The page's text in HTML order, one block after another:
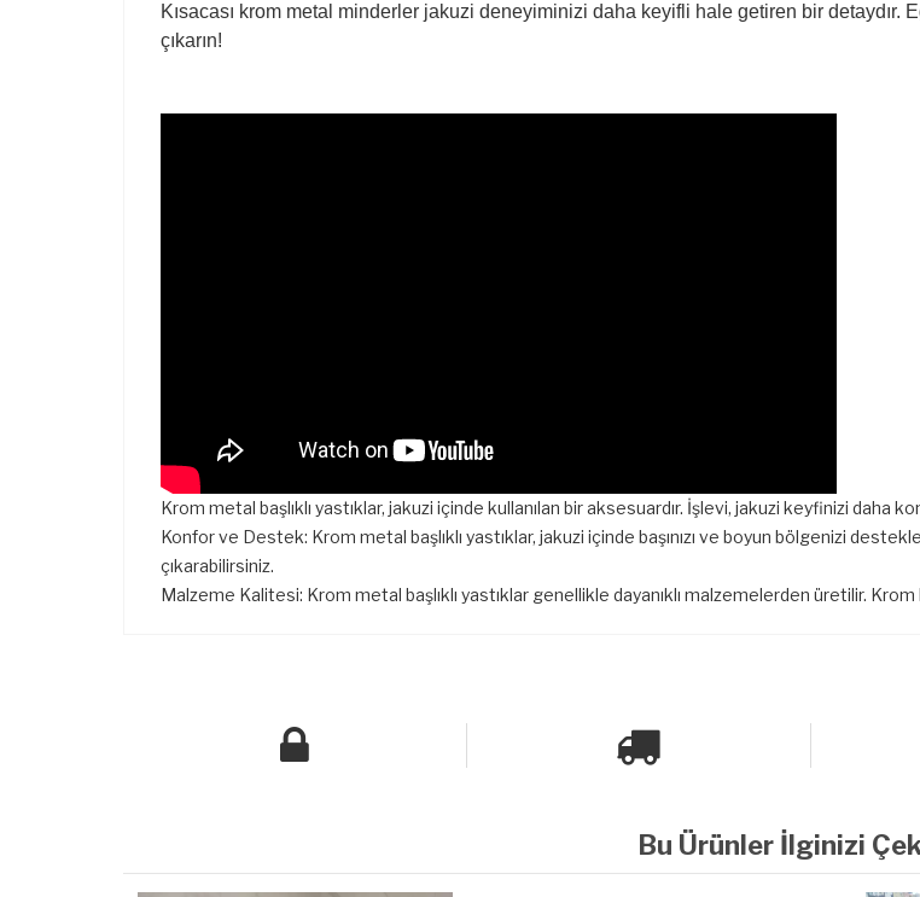
Kısacası krom metal minderler jakuzi deneyiminizi daha keyifli hale getiren bir detaydır.
çıkarın!
Krom metal başlıklı yastıklar, jakuzi içinde kullanılan bir aksesuardır. İşlevi, jakuzi keyfinizi daha
Konfor ve Destek: Krom metal başlıklı yastıklar, jakuzi içinde başınızı ve boyun bölgenizi
çıkarabilirsiniz.
Malzeme Kalitesi: Krom metal başlıklı yastıklar genellikle dayanıklı malzemelerden üretilir.
Bu Ürünler İlginizi